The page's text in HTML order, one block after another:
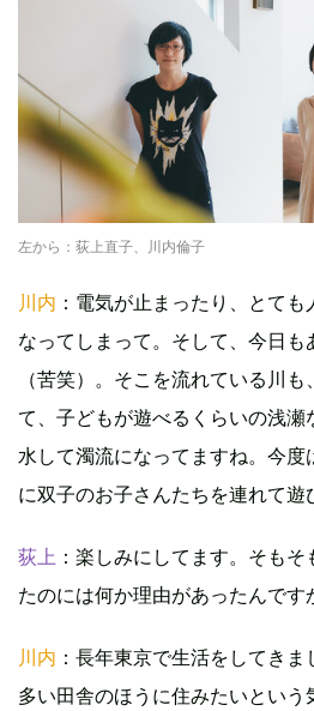
左から：荻上直子、川内倫子
川内 ：電気が止まったり、とて
なってしまって。そして、今日
（苦笑）。そこを流れている川
て、子どもが遊べるくらいの浅瀬
水して濁流になってますね。今度
に双子のお子さんたちを連れて遊
荻上 ：楽しみにしてます。そも
たのには何か理由があったんです
川内 ：長年東京で生活をしてき
多い田舎のほうに住みたいとい